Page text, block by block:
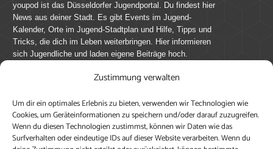
Zustimmung verwalten
Um dir ein optimales Erlebnis zu bieten, verwenden wir Technologien wie
Cookies, um Geräteinformationen zu speichern und/oder darauf zuzugreifen.
Wenn du diesen Technologien zustimmst, können wir Daten wie das
Surfverhalten oder eindeutige IDs auf dieser Website verarbeiten. Wenn du
youpod ist das Düsseldorfer Jugendportal. Du findest hier
News aus deiner Stadt. Es gibt Events im Jugend-
Kalender, Orte im Jugend-Stadtplan und Hilfe, Tipps und
Tricks, die dich im Leben weiterbringen. Hier informieren
sich Jugendliche und laden eigene Beiträge hoch.
Mach mit bei youpod.de!
youpod.de lebt von Menschen wie dir. Sammel
journalistische Erfahrung, teile deine Perspektive und
veröffentliche deine Beiträge auf youpod.de.Du musst